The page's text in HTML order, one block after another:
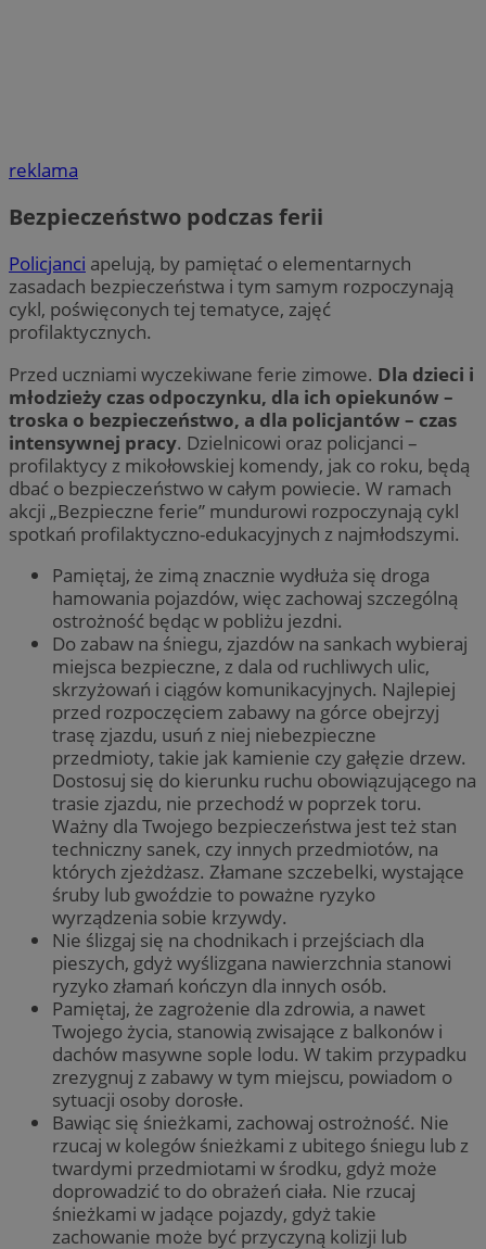
reklama
Bezpieczeństwo podczas ferii
Policjanci apelują, by pamiętać o elementarnych
zasadach bezpieczeństwa i tym samym rozpoczynają
cykl, poświęconych tej tematyce, zajęć
profilaktycznych.
Przed uczniami wyczekiwane ferie zimowe. Dla dzieci i
młodzieży czas odpoczynku, dla ich opiekunów –
troska o bezpieczeństwo, a dla policjantów – czas
intensywnej pracy. Dzielnicowi oraz policjanci –
profilaktycy z mikołowskiej komendy, jak co roku, będą
dbać o bezpieczeństwo w całym powiecie. W ramach
akcji „Bezpieczne ferie” mundurowi rozpoczynają cykl
spotkań profilaktyczno-edukacyjnych z najmłodszymi.
Pamiętaj, że zimą znacznie wydłuża się droga
hamowania pojazdów, więc zachowaj szczególną
ostrożność będąc w pobliżu jezdni.
Do zabaw na śniegu, zjazdów na sankach wybieraj
miejsca bezpieczne, z dala od ruchliwych ulic,
skrzyżowań i ciągów komunikacyjnych. Najlepiej
przed rozpoczęciem zabawy na górce obejrzyj
trasę zjazdu, usuń z niej niebezpieczne
przedmioty, takie jak kamienie czy gałęzie drzew.
Dostosuj się do kierunku ruchu obowiązującego na
trasie zjazdu, nie przechodź w poprzek toru.
Ważny dla Twojego bezpieczeństwa jest też stan
techniczny sanek, czy innych przedmiotów, na
których zjeżdżasz. Złamane szczebelki, wystające
śruby lub gwoździe to poważne ryzyko
wyrządzenia sobie krzywdy.
Nie ślizgaj się na chodnikach i przejściach dla
pieszych, gdyż wyślizgana nawierzchnia stanowi
ryzyko złamań kończyn dla innych osób.
Pamiętaj, że zagrożenie dla zdrowia, a nawet
Twojego życia, stanowią zwisające z balkonów i
dachów masywne sople lodu. W takim przypadku
zrezygnuj z zabawy w tym miejscu, powiadom o
sytuacji osoby dorosłe.
Bawiąc się śnieżkami, zachowaj ostrożność. Nie
rzucaj w kolegów śnieżkami z ubitego śniegu lub z
twardymi przedmiotami w środku, gdyż może
doprowadzić to do obrażeń ciała. Nie rzucaj
śnieżkami w jadące pojazdy, gdyż takie
zachowanie może być przyczyną kolizji lub